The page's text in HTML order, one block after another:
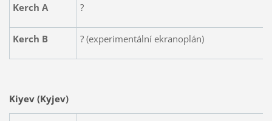
Kerch A ?
Kerch B ? (experimentální ekranoplán)
Kiyev (Kyjev)